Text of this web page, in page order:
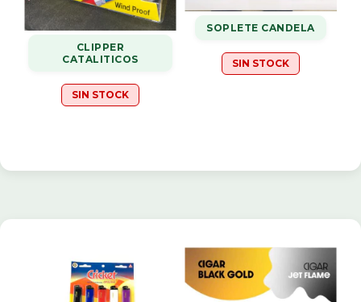
CLIPPER
CATALITICOS
SIN STOCK
SOPLETE CANDELA
SIN STOCK